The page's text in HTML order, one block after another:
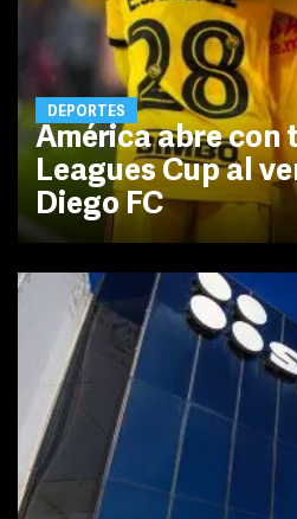
DEPORTES
América abre con
Leagues Cup al
Diego FC